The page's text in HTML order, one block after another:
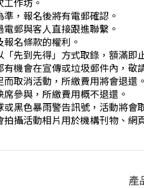
，報名後將有電郵確認。
郵與客人直接跟進聯繫。
名條款的權利。
先到先得」方式取錄，額滿即
機會在宣傳或垃圾郵件內，敬
取消活動，所繳費用將會退
參與，所繳費用概不退還。
黑色暴雨警告訊號，活動將
攝活動相片用於機構刊物、
產